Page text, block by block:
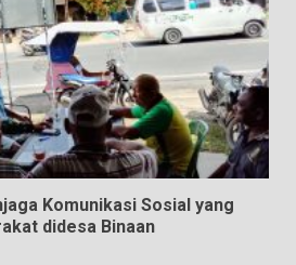
Komunikasi Sosial yang
didesa Binaan